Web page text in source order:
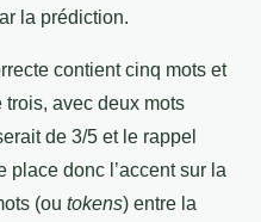
la prédiction.
contient cinq mots et
trois, avec deux mots
de 3/5 et le rappel
place donc l’accent sur la
(ou tokens) entre la